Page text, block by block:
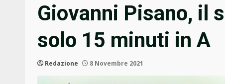
Giovanni Pisano, il
solo 15 minuti in A
Redazione 8 Novembre 2021